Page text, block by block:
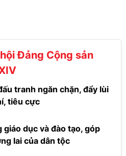
Đảng Cộng sản
tranh ngăn chặn, đẩy lùi
tiêu cực
giáo dục và đào tạo, góp
lai của dân tộc